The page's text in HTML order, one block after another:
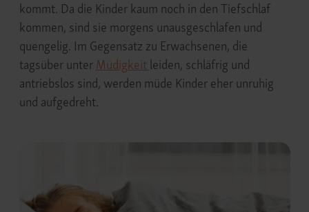
kommt. Da die Kinder kaum noch in den Tiefschlaf
kommen, sind sie morgens unausgeschlafen und
quengelig. Im Gegensatz zu Erwachsenen, die
tagsüber unter Müdigkeit leiden, schläfrig und
antriebslos sind, werden müde Kinder eher unruhig
und aufgedreht.